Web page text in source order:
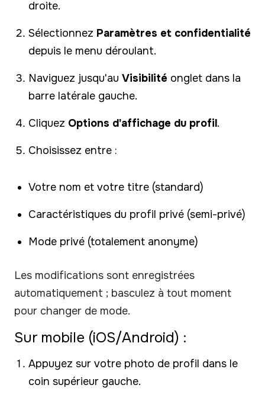
droite.
Sélectionnez Paramètres et confidentialité
depuis le menu déroulant.
Naviguez jusqu'au Visibilité onglet dans la
barre latérale gauche.
Cliquez Options d'affichage du profil.
Choisissez entre :
Votre nom et votre titre (standard)
Caractéristiques du profil privé (semi-privé)
Mode privé (totalement anonyme)
Les modifications sont enregistrées
automatiquement ; basculez à tout moment
pour changer de mode.
Sur mobile (iOS/Android) :
Appuyez sur votre photo de profil dans le
coin supérieur gauche.